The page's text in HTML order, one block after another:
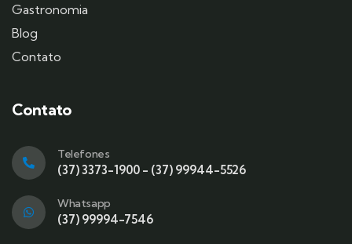
Gastronomia
Blog
Contato
Contato
Telefones
(37) 3373-1900 - (37) 99944-5526
Whatsapp
(37) 99994-7546